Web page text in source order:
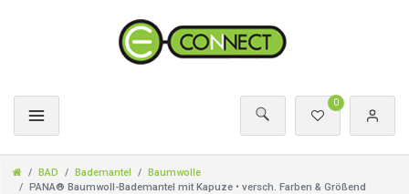
0
BAD Bademantel
Baumwolle
PANA® Baumwoll-Bademantel mit Kapuze • versch. Farben & Größend